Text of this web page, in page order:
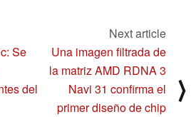
menos de una hora
11/02/2022
Se
del
Next article
Una imagen filtrada de
la matriz AMD RDNA 3
Navi 31 confirma el
primer diseño de chip
⟩